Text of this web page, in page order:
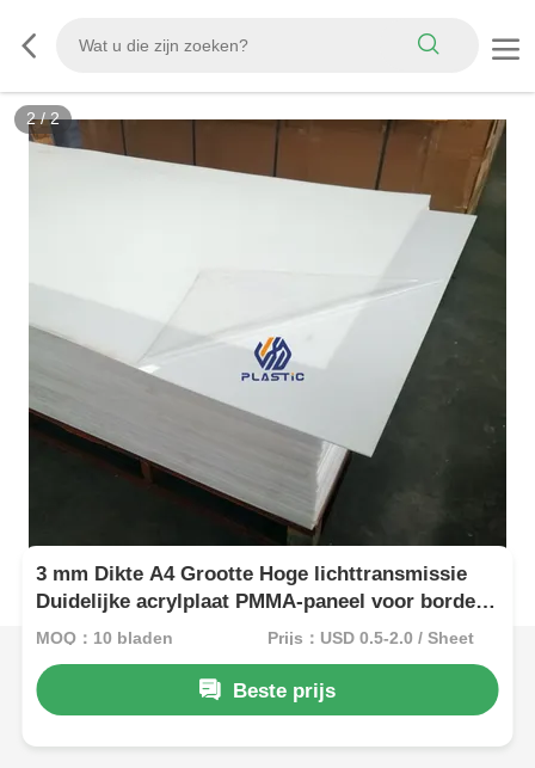
2/2
3 mm Dikte A4 Grootte Hoge lichttransmissie
Duidelijke acrylplaat PMMA-paneel voor borden
en ambachten
MOQ：10 bladen Prijs：USD 0.5-2.0 / Sheet
Beste prijs